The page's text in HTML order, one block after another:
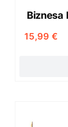
Biznesa
15,99 €